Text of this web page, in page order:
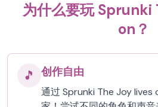
为什么要玩
on？
🎵 创作自由
通过 Sprunki The Joy lives